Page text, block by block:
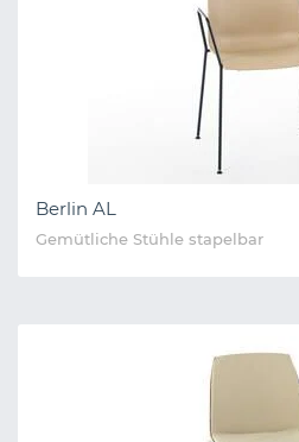
Berlin AL
Gemütliche Stühle stapelbar